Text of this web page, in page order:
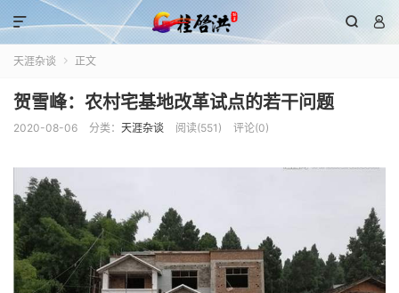
 

天涯杂谈  正文
贺雪峰：农村宅基地改革试点的若干问题
2020-08-06 分类： 天涯杂谈 阅读(551 ) 评论(0)